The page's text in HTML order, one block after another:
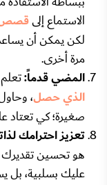
الاستماع إلىقصص
لكن يمكن أن
مرة أخرى.
المضي قدماً:
الذي حصل،
صغيرة؛ كي
تعزيز احترامك
هو تحسين تقديرك
عليك بسلبية، بل